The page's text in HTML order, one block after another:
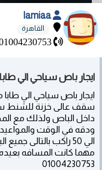
lamiaa
القاهرة
ايجار باص سياحي الي طابا 01004230753 - القاهره
ايجار باص سياحي الي
سقف عالى خزنة للشنط
داخل الباص ولذلك مع
الي 50 راكب بالتالى
مهما كانت المسافه
01004230753